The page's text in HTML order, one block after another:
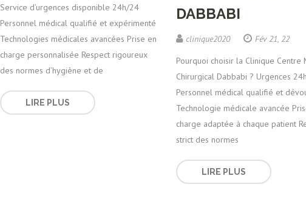
Service d’urgences disponible 24h/24
Personnel médical qualifié et expérimenté
Technologies médicales avancées Prise en
charge personnalisée Respect rigoureux
des normes d’hygiène et de
LIRE PLUS
DABBABI
clinique2020
Fév 21, 22
Pourquoi choisir la Clinique Centre
Chirurgical Dabbabi ? Urgences
Personnel médical qualifié et
Technologie médicale avancée
charge adaptée à chaque patient
strict des normes
LIRE PLUS